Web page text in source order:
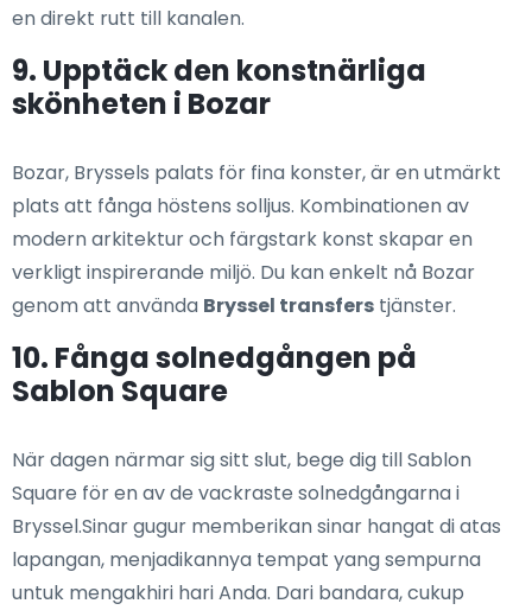
en direkt rutt till kanalen.
9. Upptäck den konstnärliga
skönheten i Bozar
Bozar, Bryssels palats för fina konster, är en utmärkt
plats att fånga höstens solljus. Kombinationen av
modern arkitektur och färgstark konst skapar en
verkligt inspirerande miljö. Du kan enkelt nå Bozar
genom att använda Bryssel transfers tjänster.
10. Fånga solnedgången på
Sablon Square
När dagen närmar sig sitt slut, bege dig till Sablon
Square för en av de vackraste solnedgångarna i
Bryssel.Sinar gugur memberikan sinar hangat di atas
lapangan, menjadikannya tempat yang sempurna
untuk mengakhiri hari Anda. Dari bandara, cukup